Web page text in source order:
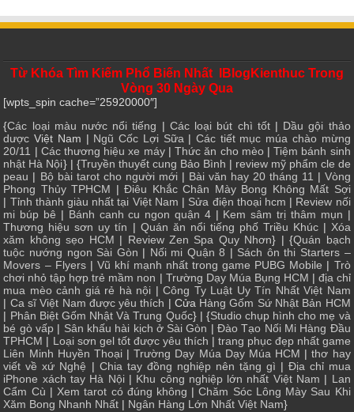
Từ Khóa Tìm Kiếm Phổ Biến Nhất IBlogKienthuc Trong
Vòng 30 Ngày Qua
[wpts_spin cache=”25920000″]
{Các loại màu nước nổi tiếng | Các loại bút chì tốt| Dầu gội thảo
dược Việt Nam | Ngũ Cốc Lợi Sữa | Các tiết mục múa chào mừng
20/11 | Các thương hiệu xe máy|Thức ăn cho mèo|Tiệm bánh sinh
nhật Hà Nội} | {Truyền thuyết cung Bảo Bình | review mỹ phẩm cle de
peau | Bộ bài tarot cho người mới| Bài văn hay 20 tháng 11 | Vòng
Phong Thủy TPHCM |Điêu Khắc Chân Mày Bong Không Mất Sợi
| Tỉnh thành giàu nhất tại Việt Nam | Sửa điện thoại hcm | Review nối
mi búp bê | Bánh canh cu ngon quận 4| Kem sâm trị thâm mụn |
Thương hiệu sơn uy tín | Quán ăn nổi tiếng phố Triều Khúc| Xóa
xăm không sẹo HCM | Review Zen Spa Quy Nhơn} | {Quán bạch
tuộc nướng ngon Sài Gòn | Nối mi Quận 8 | Sách ôn thi Starters –
Movers – Flyers| Vũ khí mạnh nhất trong game PUBG Mobile | Trò
chơi nhỏ tập hợp trẻ mầm non | Trường Dạy Múa Bụng HCM | địa chỉ
mua mèo cảnh giá rẻ hà nội |Công Ty Luật Uy Tín Nhất Việt Nam
| Ca sĩ Việt Nam được yêu thích | Cửa Hàng Gốm Sứ Nhật Bản HCM
| Phân Biệt Gốm Nhật Và Trung Quốc} | {Studio chụp hình cho mẹ và
bé gò vấp | Sân khấu hài kịch ở Sài Gòn |Đào Tạo Nối Mi Hàng Đầu
TPHCM | Loại sơn gel tốt được yêu thích | trang phục đẹp nhất game
Liên Minh Huyền Thoại|Trường Dạy Múa Dạy Múa HCM |thơ hay
viết về xứ Nghệ | Chia tay đồng nghiệp nên tặng gì | Địa chỉ mua
iPhone xách tay Hà Nội| Khu công nghiệp lớn nhất Việt Nam | Lan
Cẩm Cù | Xem tarot có đúng không |Chăm Sóc Lông Mày Sau Khi
Xăm Bong Nhanh Nhất | Ngân Hàng Lớn Nhất Việt Nam}